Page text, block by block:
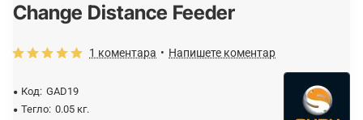
Change Distance Feeder
Код: GAD19
Тегло: 0.05 кг.
1 коментара • Напишете коментар